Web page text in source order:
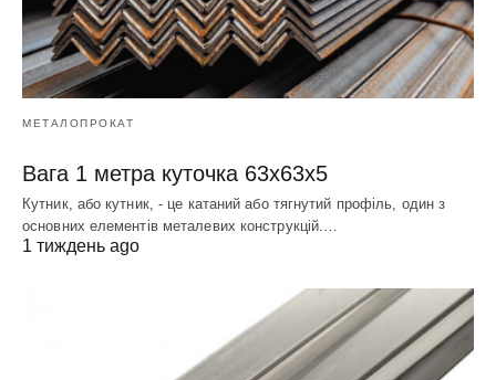
МЕТАЛОПРОКАТ
Вага 1 метра куточка 63х63х5
Кутник, або кутник, - це катаний або тягнутий профіль, один з
основних елементів металевих конструкцій.…
1 тиждень ago